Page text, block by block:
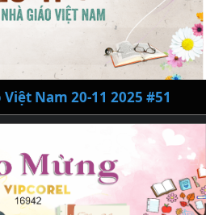
Nam 20-11 2025 #51